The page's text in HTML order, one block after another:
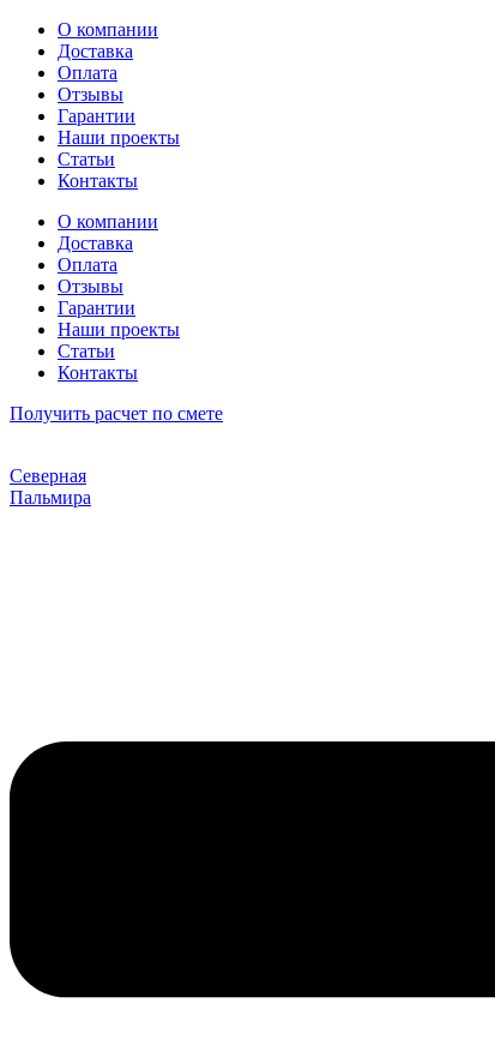
Перейти
содержимому
О компании
Доставка
Оплата
Отзывы
Гарантии
Наши проекты
Статьи
Контакты
О компании
Доставка
Оплата
Отзывы
Гарантии
Наши проекты
Статьи
Контакты
Получить расчет по смете
Северная
Пальмира